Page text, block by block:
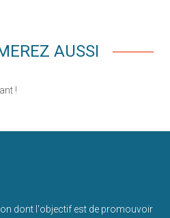
AUSSI
!
dont l'objectif est de promouvoir